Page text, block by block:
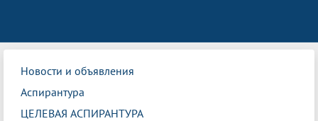
Новости и объявления
Аспирантура
ЦЕЛЕВАЯ АСПИРАНТУРА